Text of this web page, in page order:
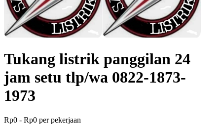
Tukang listrik panggilan 24
jam setu tlp/wa 0822-1873-
1973
Rp0 - Rp0 per pekerjaan